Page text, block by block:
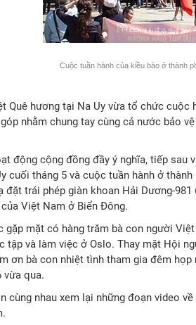
Cuộc tuần hành của kiều bào ở thành
Quê hương tại Na Uy vừa tổ chức
nhằm chung tay cùng cả nước bảo
động cộng đồng đầy ý nghĩa, tiếp sau
cuối tháng 5 và cuộc tuần hành ở
đặt trái phép giàn khoan Hải Dương-
Việt Nam ở Biển Đông.
gặp mặt có hàng trăm bà con người
tập và làm việc ở Oslo. Thay mặt Hội
ơn bà con nhiệt tình tham gia đêm
vừa qua.
cùng nhau xem lại những đoạn video